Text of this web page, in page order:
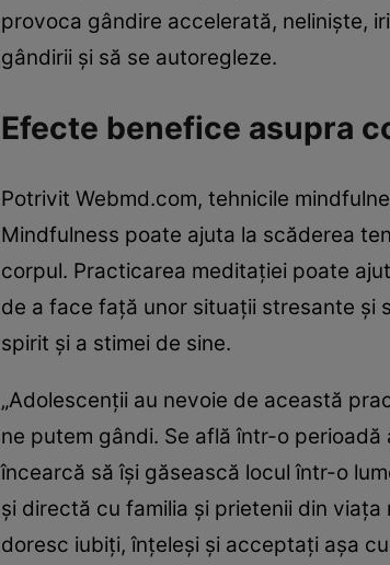
provoca gândire accelerată, neliniște,
gândirii și să se autoregleze.
Efecte benefice asupra
Potrivit Webmd.com, tehnicile
Mindfulness poate ajuta la scăderea
corpul. Practicarea meditației poate
de a face față unor situații stresante și
spirit și a stimei de sine.
„Adolescenții au nevoie de această
ne putem gândi. Se află într-o
încearcă să își găsească locul într-o
și directă cu familia și prietenii din
doresc iubiți, înțeleși și acceptați așa